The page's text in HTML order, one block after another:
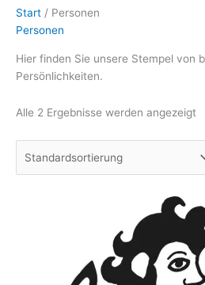
Start / Personen
Personen
Hier finden Sie unsere Stempel von
Persönlichkeiten.
Alle 2 Ergebnisse werden angezeigt